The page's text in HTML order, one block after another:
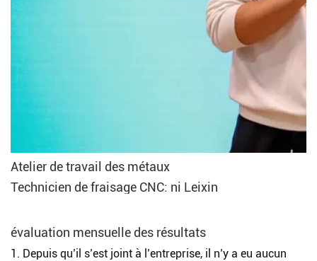
Atelier de travail des métaux
Technicien de fraisage CNC: ni Leixin
évaluation mensuelle des résultats
1. Depuis qu’il s’est joint à l’entreprise, il n’y a eu aucun